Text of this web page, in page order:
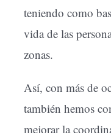
teniendo como
vida de las
zonas.
Así, con más de
también hemos
mejorar la